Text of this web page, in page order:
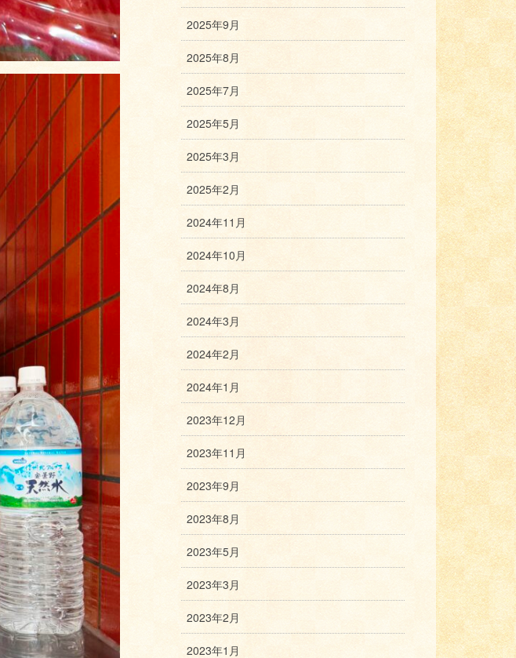
2025年9月
2025年8月
2025年7月
2025年5月
2025年3月
2025年2月
2024年11月
2024年10月
2024年8月
2024年3月
2024年2月
2024年1月
2023年12月
2023年11月
2023年9月
2023年8月
2023年5月
2023年3月
2023年2月
2023年1月